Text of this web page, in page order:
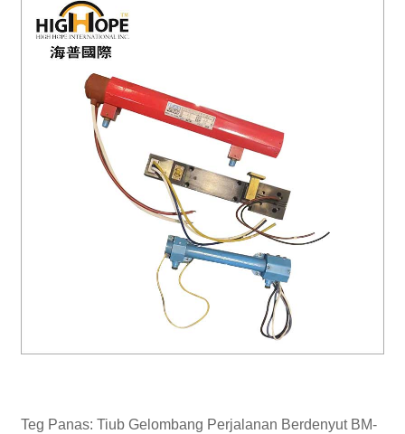
Teg Panas: Tiub Gelombang Perjalanan Berdenyut BM-